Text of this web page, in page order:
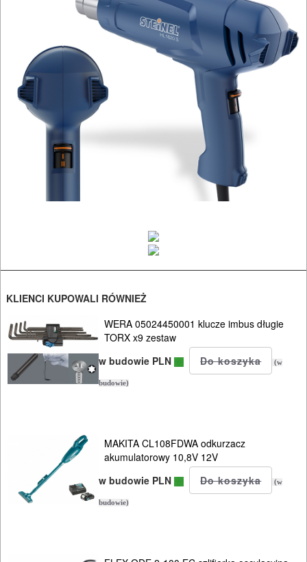
PROXXON
przecinarki
radia
budowlane
satyniarki
strugi,
szlifierki
kątowe
szlifierki
mimośrod.
szlifierki
szlifierki
proste
szlifierki
stołowe
KLIENCI KUPOWALI RÓWNIEŻ
WERA 05024450001 klucze imbus długie
TORX x9 zestaw
w budowie PLN
(w
budowie)
MAKITA CL108FDWA odkurzacz
akumulatorowy 10,8V 12V
w budowie PLN
(w
budowie)